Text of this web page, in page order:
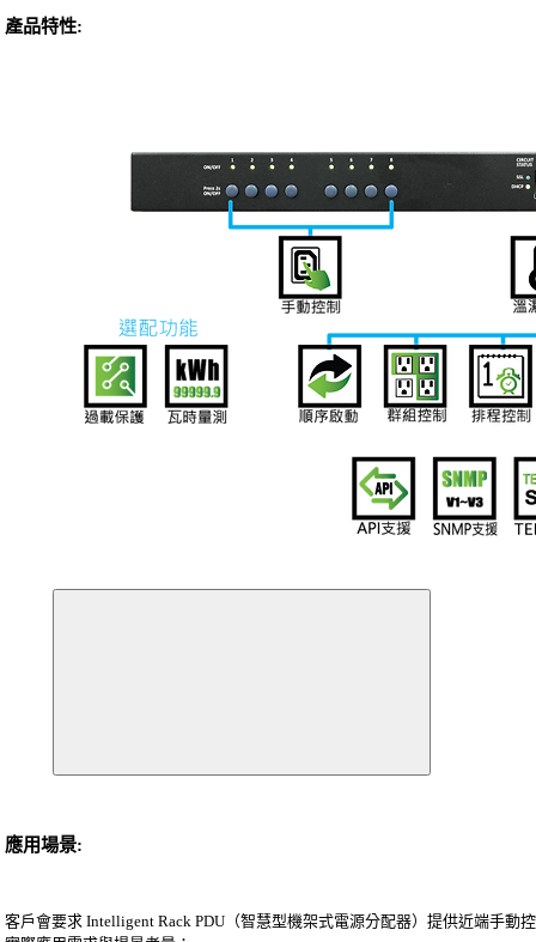
產品特性:
應用場景:
客戶會要求 Intelligent Rack PDU（智慧型機架式電源分配器）提供近端手動